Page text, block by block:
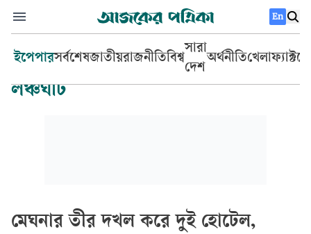
En
ইপেপারসর্বশেষজাতীয়রাজনীতিবিশ্ব
সারা
দেশ
অর্থনীতিখেলা
লঞ্চঘাট
মেঘনার তীর দখল করে দুই হোটেল,